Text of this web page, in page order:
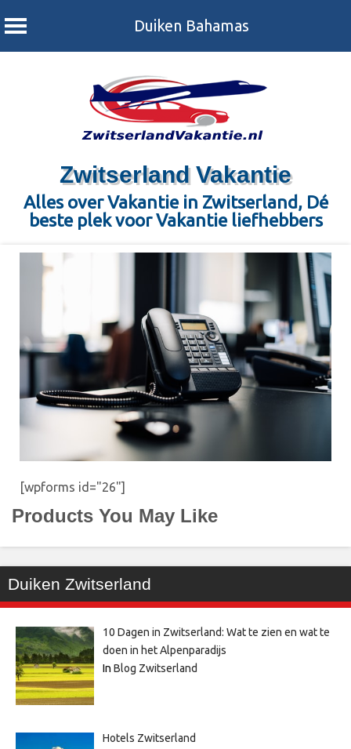
Duiken Bahamas
Zwitserland Vakantie
Alles over Vakantie in Zwitserland, Dé
beste plek voor Vakantie liefhebbers
[wpforms id="26"]
Products You May Like
Duiken Zwitserland
10 Dagen in Zwitserland: Wat te zien en wat te
doen in het Alpenparadijs
In Blog Zwitserland
Hotels Zwitserland